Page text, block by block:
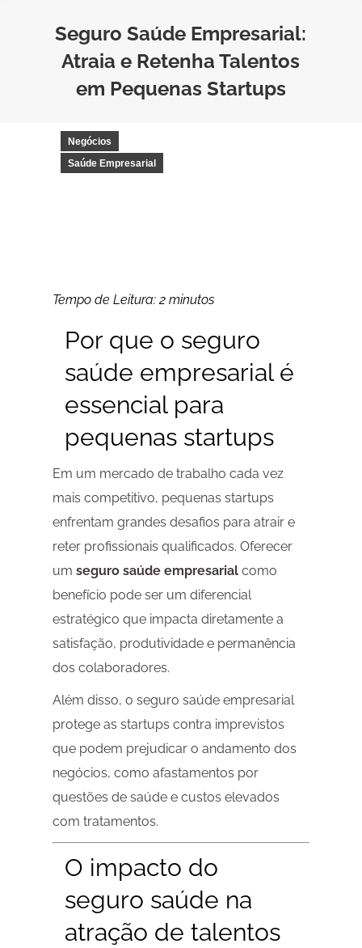
Seguro Saúde Empresarial:
Atraia e Retenha Talentos
em Pequenas Startups
Negócios
Saúde Empresarial
Tempo de Leitura:2 minutos
Por que o seguro
saúde empresarialé
essencial para
pequenas startups
Em um mercado de trabalho cada vez
mais competitivo, pequenas startups
enfrentam grandes desafios para atrair e
reter profissionais qualificados. Oferecer
um seguro saúde empresarialcomo
benefício pode ser um diferencial
estratégico que impacta diretamente a
satisfação, produtividade e permanência
dos colaboradores.
Além disso, o seguro saúde empresarial
protege as startups contra imprevistos
que podem prejudicar o andamento dos
negócios, como afastamentos por
questões de saúde e custos elevados
com tratamentos.
O impacto do
seguro saúde na
atração de talentos